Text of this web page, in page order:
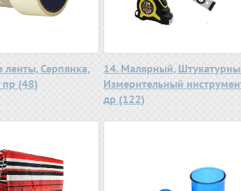
ленты, Серпянка,
пр (48)
14. Малярный,
Измерительный
др (122)